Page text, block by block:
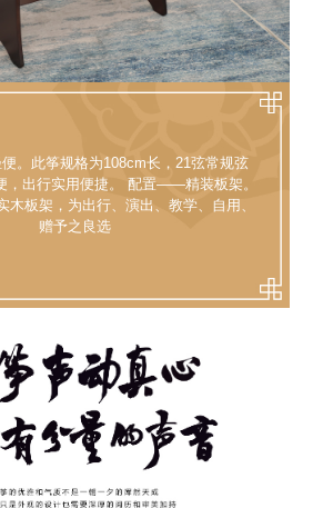
。此筝规格为108cm长，21弦常规弦
，出行实用便捷。 配置——精装板架。
木板架，为出行、演出、教学、自用、
赠予之良选